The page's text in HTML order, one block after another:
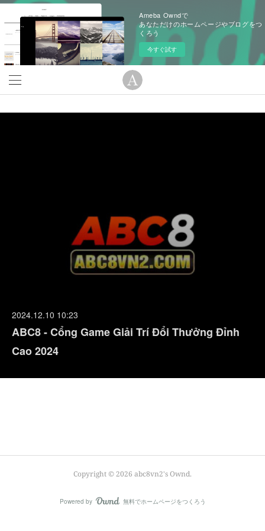
Ameba Owndで
あなただけのホームページやブログをつ
くろう
今すぐ試す
2024.12.10 10:23
ABC8 - Cổng Game Giải Trí Đổi Thưởng Đỉnh
Cao 2024
Copyright ©2026 abc8vn2's Ownd.
Powered by AmebaOwnd
無料でホームページをつくろう